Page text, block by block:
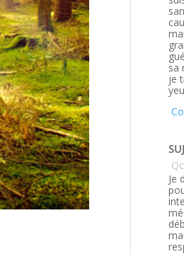
sa
je
Qc
Je